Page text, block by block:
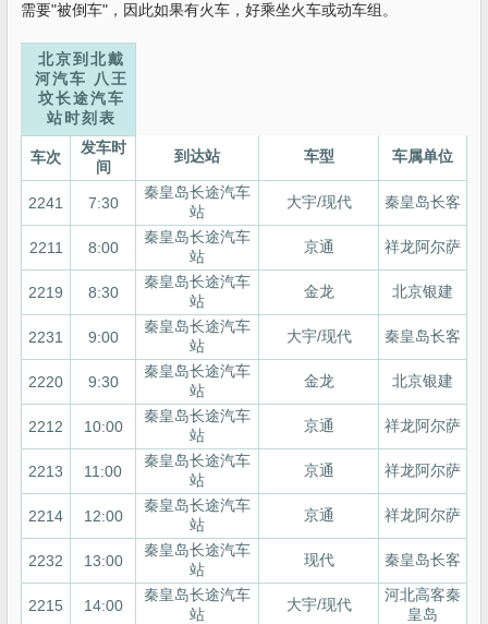
需要"被倒车"，因此如果有火车，好乘坐火车或动车组。
北京到北戴
河汽车 八王
坟长途汽车
站时刻表
车次
发车时
间
到达站 车型 车属单位
2241 7:30
秦皇岛长途汽车
站
大宇/现代 秦皇岛长客
2211 8:00
秦皇岛长途汽车
站
京通 祥龙阿尔萨
2219 8:30
秦皇岛长途汽车
站
金龙 北京银建
2231 9:00
秦皇岛长途汽车
站
大宇/现代 秦皇岛长客
2220 9:30
秦皇岛长途汽车
站
金龙 北京银建
2212 10:00
秦皇岛长途汽车
站
京通 祥龙阿尔萨
2213 11:00
秦皇岛长途汽车
站
京通 祥龙阿尔萨
2214 12:00
秦皇岛长途汽车
站
京通 祥龙阿尔萨
2232 13:00
秦皇岛长途汽车
站
现代 秦皇岛长客
2215 14:00
秦皇岛长途汽车
站
大宇/现代
河北高客秦
皇岛